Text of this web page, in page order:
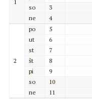
1
so
3
ne
4
2
po
5
ut
6
st
7
št
8
pi
9
so
10
ne
11